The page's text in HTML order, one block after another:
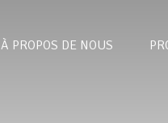
À PROPOS DE NOUS